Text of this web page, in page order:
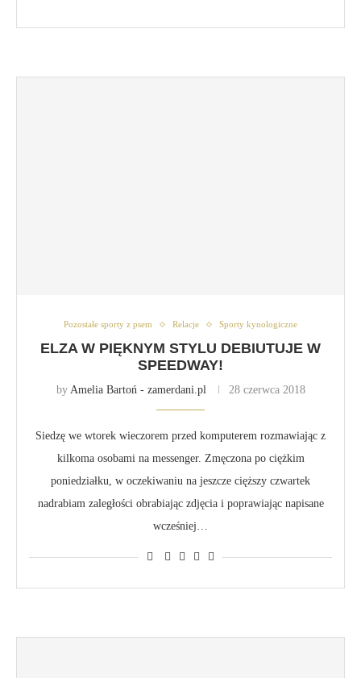
Pozostałe sporty z psem Relacje Sporty kynologiczne
ELZA W PIĘKNYM STYLU DEBIUTUJE W
SPEEDWAY!
by Amelia Bartoń - zamerdani.pl 28 czerwca 2018
Siedzę we wtorek wieczorem przed komputerem rozmawiając z
kilkoma osobami na messenger. Zmęczona po ciężkim
poniedziałku, w oczekiwaniu na jeszcze cięższy czwartek
nadrabiam zaległości obrabiając zdjęcia i poprawiając napisane
wcześniej…